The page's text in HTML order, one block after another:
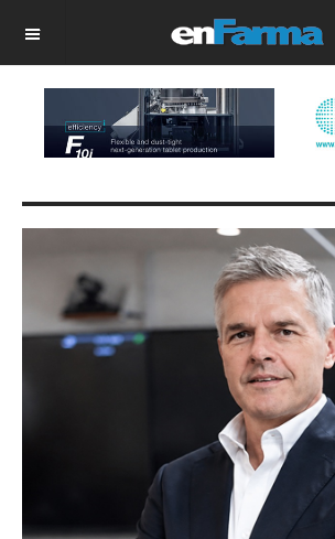
OFF CANVAS